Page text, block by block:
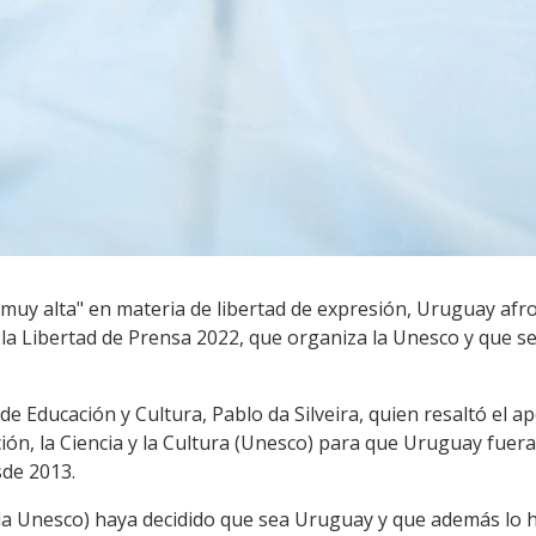
alta" en materia de libertad de expresión, Uruguay
Libertad de Prensa 2022, que organiza la Unesco y que
Educación y Cultura, Pablo da Silveira, quien resaltó el
la Ciencia y la Cultura (Unesco) para que Uruguay
2013.
Unesco) haya decidido que sea Uruguay y que además lo